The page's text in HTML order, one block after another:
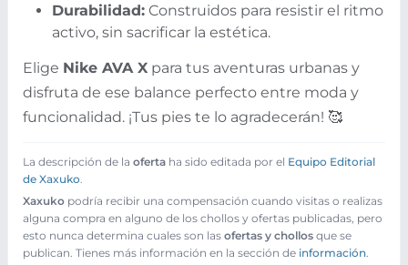
Durabilidad: Construidos para resistir el ritmo
activo, sin sacrificar la estética.
Elige Nike AVA X para tus aventuras urbanas y
disfruta de ese balance perfecto entre moda y
funcionalidad. ¡Tus pies te lo agradecerán! 🥰
La descripción de la oferta ha sido editada por el Equipo Editorial
de Xaxuko.
Xaxuko podría recibir una compensación cuando visitas o realizas
alguna compra en alguno de los chollos y ofertas publicadas, pero
esto nunca determina cuales son las ofertas y chollos que se
publican. Tienes más información en la sección de información.